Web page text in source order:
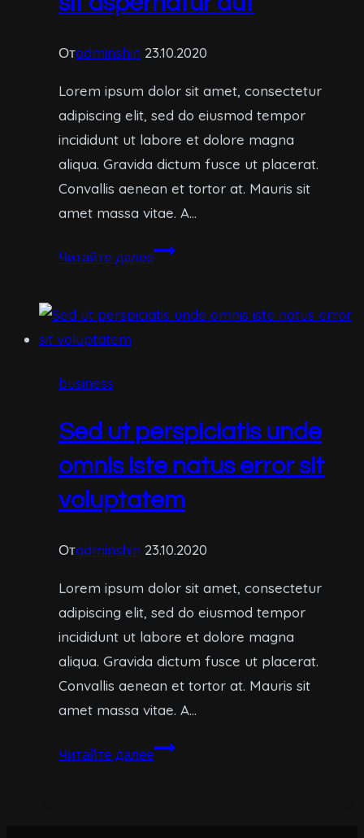
Отadminshin 23.10.2020
Lorem ipsum dolor sit amet, consectetur
adipiscing elit, sed do eiusmod tempor
incididunt ut labore et dolore magna
aliqua. Gravida dictum fusce ut placerat.
Convallis aenean et tortor at. Mauris sit
amet massa vitae. A…
Читайте далееNemo
voluptatem
aspernatur
aut
business
Sed ut perspiciatis unde
omnis iste natus error sit
voluptatem
Отadminshin 23.10.2020
Lorem ipsum dolor sit amet, consectetur
adipiscing elit, sed do eiusmod tempor
incididunt ut labore et dolore magna
aliqua. Gravida dictum fusce ut placerat.
Convallis aenean et tortor at. Mauris sit
amet massa vitae. A…
Читайте далееSed